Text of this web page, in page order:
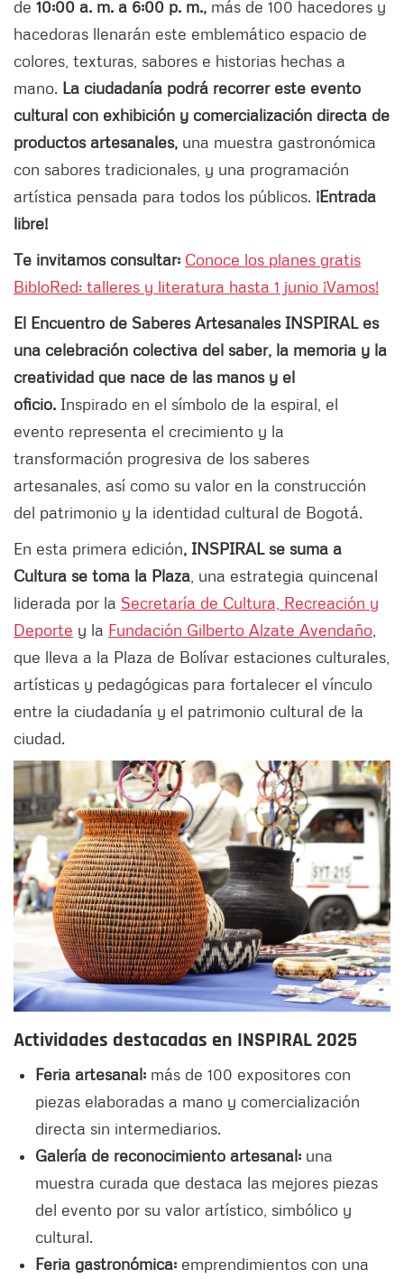
de 10:00 a. m. a 6:00 p. m., más de 100 hacedores y
hacedoras llenarán este emblemático espacio de
colores, texturas, sabores e historias hechas a
mano. La ciudadanía podrá recorrer este evento
cultural con exhibición y comercialización directa de
productos artesanales, una muestra gastronómica
con sabores tradicionales, y una programación
artística pensada para todos los públicos. ¡Entrada
libre!
Te invitamos consultar: Conoce los planes gratis
BibloRed: talleres y literatura hasta 1 junio ¡Vamos!
El Encuentro de Saberes Artesanales INSPIRAL es
una celebración colectiva del saber, la memoria y la
creatividad que nace de las manos y el
oficio. Inspirado en el símbolo de la espiral, el
evento representa el crecimiento y la
transformación progresiva de los saberes
artesanales, así como su valor en la construcción
del patrimonio y la identidad cultural de Bogotá.
En esta primera edición, INSPIRAL se suma a
Cultura se toma la Plaza , una estrategia quincenal
liderada por la Secretaría de Cultura, Recreación y
Deporte y la Fundación Gilberto Alzate Avendaño
que lleva a la Plaza de Bolívar estaciones culturales,
artísticas y pedagógicas para fortalecer el vínculo
entre la ciudadanía y el patrimonio cultural de la
ciudad.
Actividades destacadas en INSPIRAL 2025
Feria artesanal: más de 100 expositores con
piezas elaboradas a mano y comercialización
directa sin intermediarios.
Galería de reconocimiento artesanal: una
muestra curada que destaca las mejores piezas
del evento por su valor artístico, simbólico y
cultural.
Feria gastronómica: emprendimientos con una